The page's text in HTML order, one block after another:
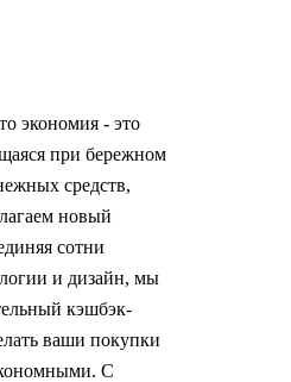
экономия - это
при бережном
средств,
новый
сотни
и дизайн, мы
кэшбэк-
ваши покупки
С